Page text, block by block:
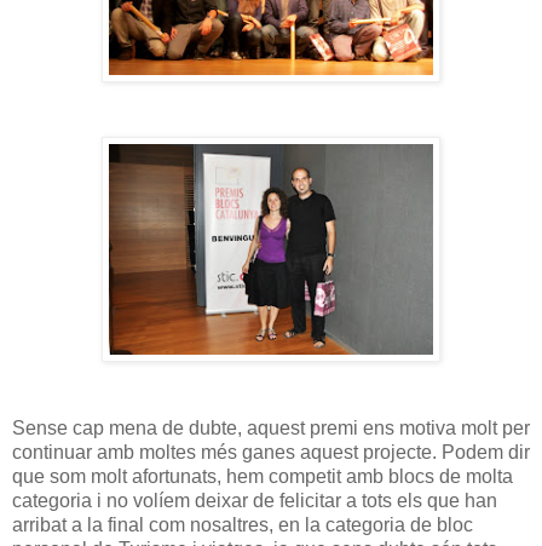
Sense cap mena de dubte, aquest premi ens motiva molt per
continuar amb moltes més ganes aquest projecte. Podem dir
que som molt afortunats, hem competit amb blocs de molta
categoria i no volíem deixar de felicitar a tots els que han
arribat a la final com nosaltres, en la categoria de bloc